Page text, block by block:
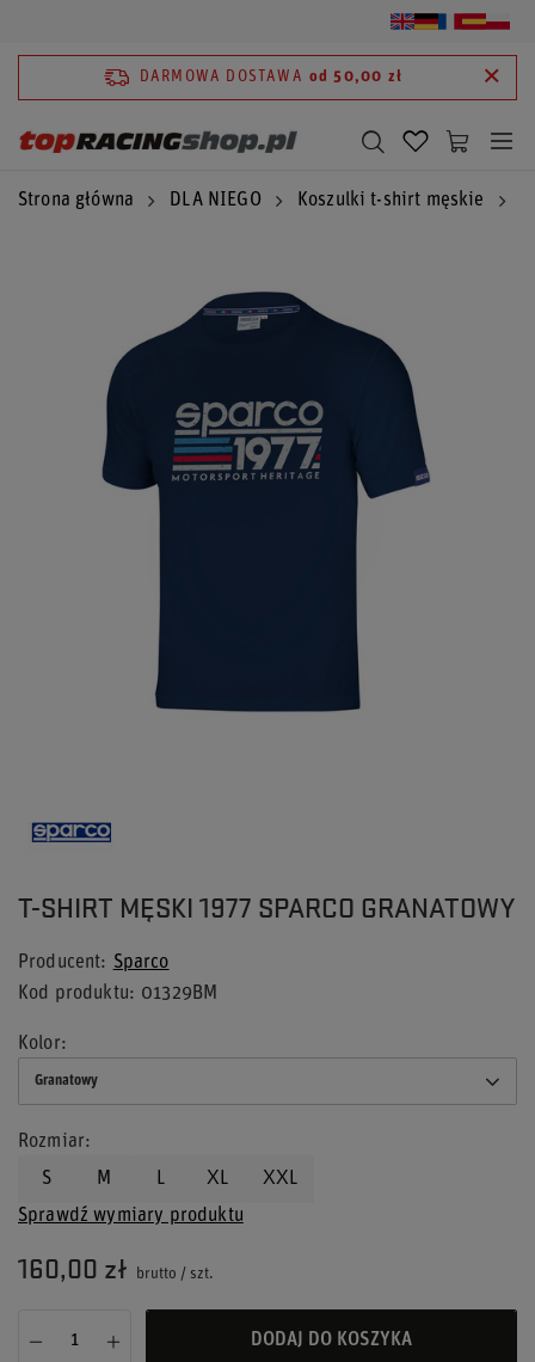
DARMOWA DOSTAWA od 50,00 zł
Strona główna DLA NIEGO Koszulki t-shirt męskie
T-SHIRT MĘSKI 1977 SPARCO GRANATOWY
Producent
Sparco
Kod produktu
01329BM
Kolor
Granatowy
Rozmiar
S
M L XL
XXL
Sprawdź wymiary produktu
160,00 zł brutto / szt.
DODAJ DO KOSZYKA